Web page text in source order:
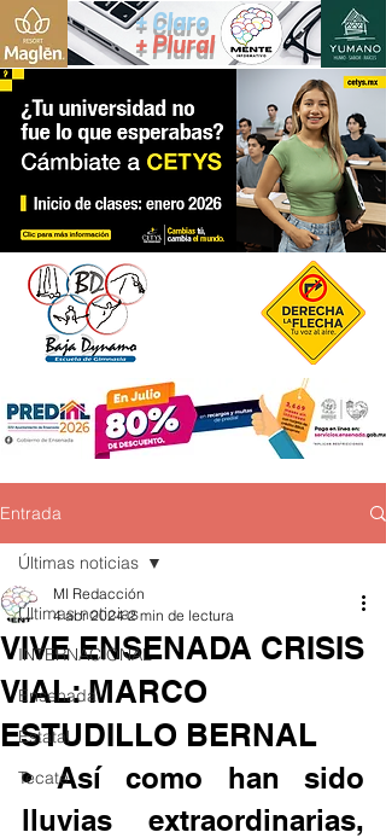
+ Claro
+ Plural
Entrada
Últimas noticias
INTERNACIONAL
Ensenada
Estatal
Tecate
Últimas noticias
VIVE ENSENADA CRISIS
VIAL: MARCO
ESTUDILLO BERNAL
MI Redacción
4 abr 2024 2 min de lectura
• Así como han sido
lluvias extraordinarias,